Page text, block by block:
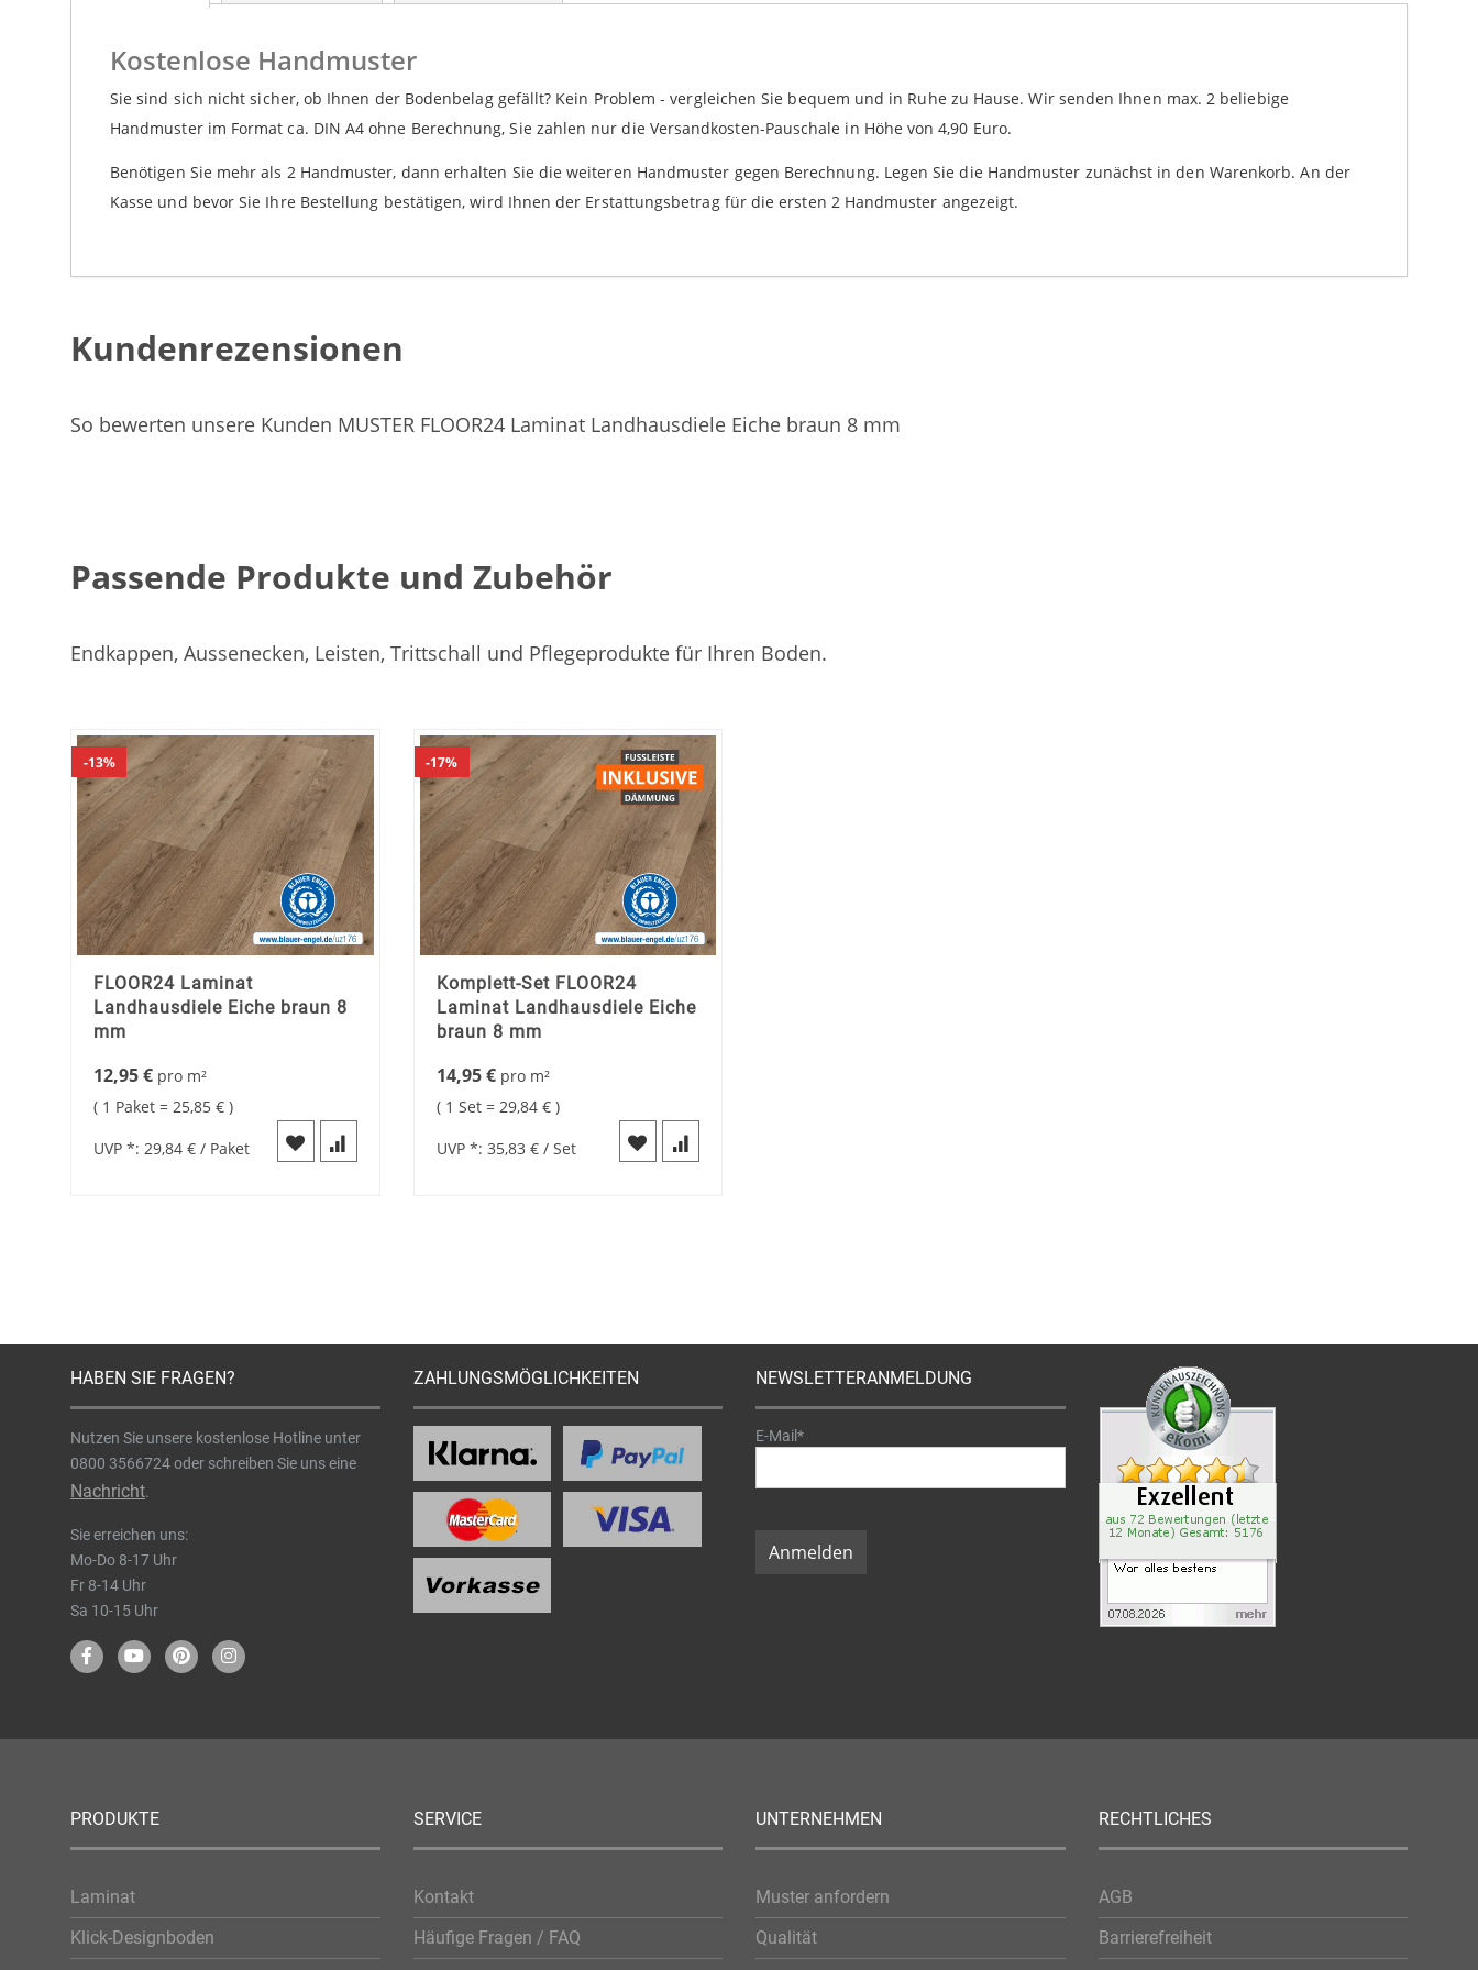
Kostenlose Handmuster
Sie sind sich nicht sicher, ob Ihnen der Bodenbelag gefällt? Kein Problem - vergleichen Sie bequem und in Ruhe zu Hause. Wir senden Ihnen max. 2 beliebige
Handmuster im Format ca. DIN A4 ohne Berechnung, Sie zahlen nur die Versandkosten-Pauschale in Höhe von 4,90 Euro.
Benötigen Sie mehr als 2 Handmuster, dann erhalten Sie die weiteren Handmuster gegen Berechnung. Legen Sie die Handmuster zunächst in den Warenkorb. An der
Kasse und bevor Sie Ihre Bestellung bestätigen, wird Ihnen der Erstattungsbetrag für die ersten 2 Handmuster angezeigt.
Kundenrezensionen
So bewerten unsere Kunden MUSTER FLOOR24 Laminat Landhausdiele Eiche braun 8 mm
Passende Produkte und Zubehör
Endkappen, Aussenecken, Leisten, Trittschall und Pflegeprodukte für Ihren Boden.
13%
FLOOR24 Laminat
Landhausdiele Eiche braun 8
mm
12,95 € pro m²
1 Paket = 25,85 €
UVP *: 29,84 € / Paket
In
den
Warenkorb
17%
Komplett-Set FLOOR24
Laminat Landhausdiele Eiche
braun 8 mm
14,95 € pro m²
1 Set = 29,84 €
UVP *: 35,83 €/ Set
In
den
Warenkorb
HABEN SIE FRAGEN?
Nutzen Sie unsere kostenlose Hotline unter
0800 3566724oder schreiben Sie uns eine
Nachricht.
Sie erreichen uns:
Mo-Do 8-17 Uhr
Fr 8-14 Uhr
Sa 10-15 Uhr
ZAHLUNGSMÖGLICHKEITEN NEWSLETTERANMELDUNG
E-Mail*
Anmelden
PRODUKTE
Laminat
Klick-Designboden
SERVICE
Kontakt
Häufige Fragen / FAQ
UNTERNEHMEN
Muster anfordern
Qualität
RECHTLICHES
AGB
Barrierefreiheit